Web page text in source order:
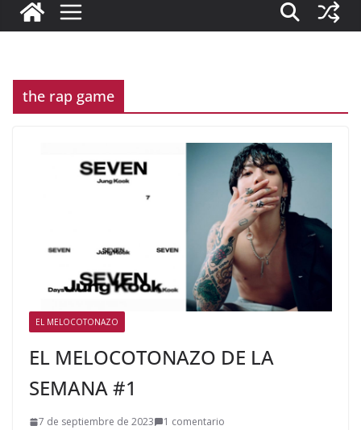
the rap game
EL MELOCOTONAZO
EL MELOCOTONAZO DE LA
SEMANA #1
7 de septiembre de 2023
1 comentario